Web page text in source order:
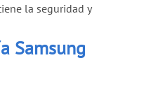
la seguridad y
Samsung